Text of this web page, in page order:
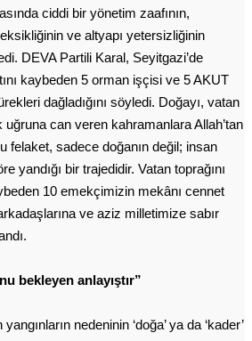
ciddi bir yönetim zaafının,
ve altyapı yetersizliğinin
DEVA Partili Karal, Seyitgazi’de
kaybeden 5 orman işçisi ve 5 AKUT
dağladığını söyledi. Doğayı, vatan
uğruna can veren kahramanlara Allah’tan
felaket, sadece doğanın değil; insan
yandığı bir trajedidir. Vatan toprağını
10 emekçimizin mekânı cennet
ve aziz milletimize sabır
bekleyen anlayıştır”
nedeninin ‘doğa’ ya da ‘kader’